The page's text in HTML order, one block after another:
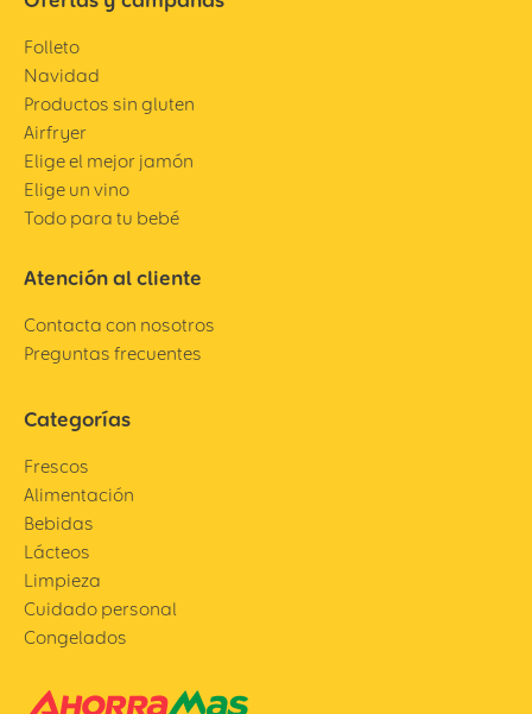
Folleto
Navidad
Productos sin gluten
Airfryer
Elige el mejor jamón
Elige un vino
Todo para tu bebé
Atención al cliente
Contacta con nosotros
Preguntas frecuentes
Categorías
Frescos
Alimentación
Bebidas
Lácteos
Limpieza
Cuidado personal
Congelados